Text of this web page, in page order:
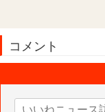
コメント